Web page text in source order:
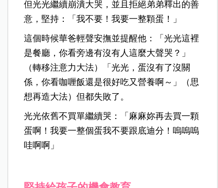
但光光繼續崩潰大哭，並且拒絕弟弟釋出的善
意，堅持：「我不要！我要一整顆蛋！」
這個時候華爸輕聲安撫並提醒他：「光光這裡
是餐廳，你看旁邊有沒有人這麼大聲哭？」
（轉移注意力大法）「光光，蛋沒有了沒關
係，你看咖喱飯還是很好吃又營養啊～」（思
想再造大法）但都失敗了。
光光依舊不買單繼續哭：「麻麻妳再去買一顆
蛋啊！我要一整個蛋我不要跟底迪分！嗚嗚嗚
哇啊啊」